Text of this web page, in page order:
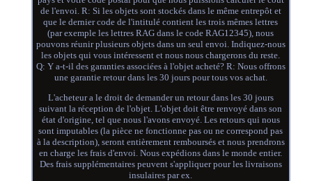
de l'envoi. R: Si les objets sont stockés dans le même entrepôt et
que le dernier code de l'intitulé contient les trois mêmes lettres
(par exemple les lettres RAG dans le code RAG12345), nous
pouvons réunir plusieurs objets dans un seul envoi. Indiquez-nous
les objets qui vous intéressent et nous nous chargerons du reste.
Q: Y a-t-il des garanties associées à l'objet acheté? R: Nous offrons
une garantie retour dans les 30 jours pour tous vos achat.
L'acheteur a le droit de demander un retour dans les 30 jours
suivant la réception de l'objet. L'objet doit être renvoyé dans son
état d'origine, tel que nous l'avons envoyé. Les retours qui nous
sont imputables (la pièce ne fonctionne pas ou ne correspond pas
à la description), seront entièrement remboursés et nous prendrons
en charge les frais d'envoi. Nous expédions dans le monde entier.
Des frais supplémentaires peuvent s'appliquer pour les livraisons
insulaires par ex.